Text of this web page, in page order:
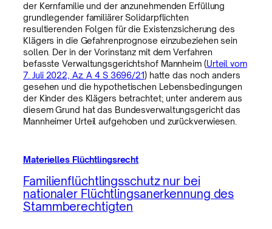
der Kernfamilie und der anzunehmenden Erfüllung
grundlegender familiärer Solidarpflichten
resultierenden Folgen für die Existenzsicherung des
Klägers in die Gefahrenprognose einzubeziehen sein
sollen. Der in der Vorinstanz mit dem Verfahren
befasste Verwaltungsgerichtshof Mannheim (Urteil vom
7. Juli 2022, Az. A 4 S 3696/21) hatte das noch anders
gesehen und die hypothetischen Lebensbedingungen
der Kinder des Klägers betrachtet; unter anderem aus
diesem Grund hat das Bundesverwaltungsgericht das
Mannheimer Urteil aufgehoben und zurückverwiesen.
Materielles Flüchtlingsrecht
Familienflüchtlingsschutz nur bei
nationaler Flüchtlingsanerkennung des
Stammberechtigten